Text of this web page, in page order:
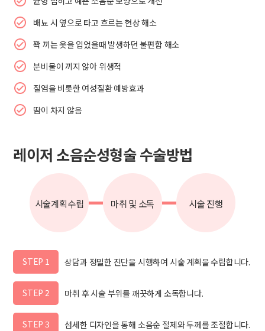
배뇨 시 옆으로 타고 흐르는 현상 해소
꽉 끼는 옷을 입었을때 발생하던 불편함 해소
분비물이 끼지 않아 위생적
질염을 비롯한 여성질환 예방효과
땀이 차지 않음
레이저 소음순성형술 수술방법
시술계획수립 마취 및 소독 시술 진행
STEP 1 상담과 정밀한 진단을 시행하여 시술 계획을 수립합니다.
STEP 2 마취 후 시술 부위를 깨끗하게 소독합니다.
STEP 3 섬세한 디자인을 통해 소음순 절제와 두께를 조절합니다.